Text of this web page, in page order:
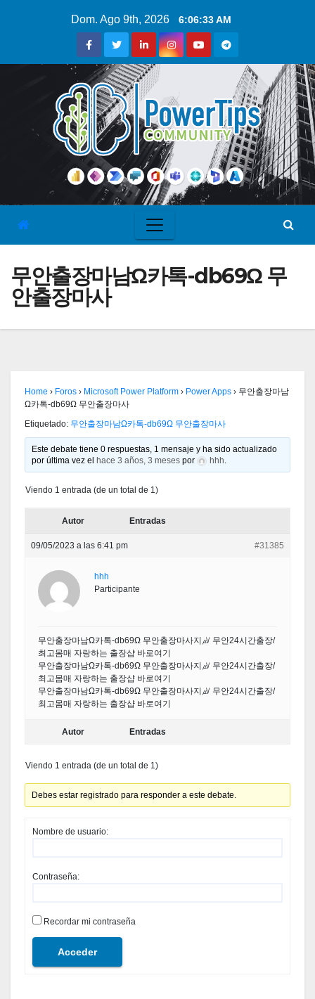
Dom. Ago 9th, 2026 6:06:33 AM
무안출장마남Ω카톡-db69Ω 무
안출장마사
Home › Foros › Microsoft Power Platform › Power Apps › 무안출장마남
Ω카톡-db69Ω 무안출장마사
Etiquetado: 무안출장마남Ω카톡-db69Ω 무안출장마사
Este debate tiene 0 respuestas, 1 mensaje y ha sido actualizado
por última vez el
hace 3 años, 3 meses por hhh.
Viendo 1 entrada (de un total de 1)
Autor Entradas
09/05/2023 a las 6:41 pm #31385
hhh
Participante
무안출장마남Ω카톡-db69Ω 무안출장마사지㎶ 무안24시간출장/
최고몸매 자랑하는 출장샵 바로여기
무안출장마남Ω카톡-db69Ω 무안출장마사지㎶ 무안24시간출장/
최고몸매 자랑하는 출장샵 바로여기
무안출장마남Ω카톡-db69Ω 무안출장마사지㎶ 무안24시간출장/
최고몸매 자랑하는 출장샵 바로여기
Autor Entradas
Viendo 1 entrada (de un total de 1)
Debes estar registrado para responder a este debate.
Nombre de usuario:
Contraseña:
Recordar mi contraseña
Acceder